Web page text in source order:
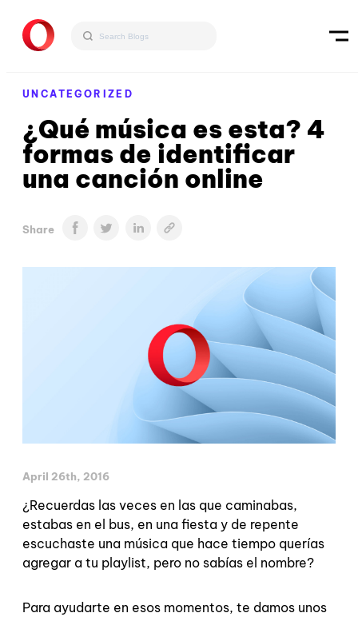
UNCATEGORIZED
¿Qué música es esta? 4
formas de identificar
una canción online
Share
April 26th, 2016
¿Recuerdas las veces en las que caminabas,
estabas en el bus, en una fiesta y de repente
escuchaste una música que hace tiempo querías
agregar a tu playlist, pero no sabías el nombre?
Para ayudarte en esos momentos, te damos unos